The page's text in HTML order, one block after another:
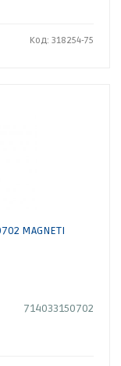
Код: 318254-75
MAGNETI
714033150702